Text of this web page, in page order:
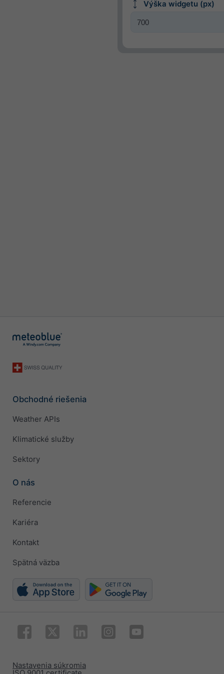
Výška widgetu (px)
Obchodné riešenia
Weather APIs
Klimatické služby
Sektory
O nás
Referencie
Kariéra
Kontakt
Spätná väzba
Nastavenia súkromia